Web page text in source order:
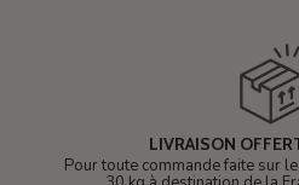
LIVRAISON
Pour toute commande faite sur